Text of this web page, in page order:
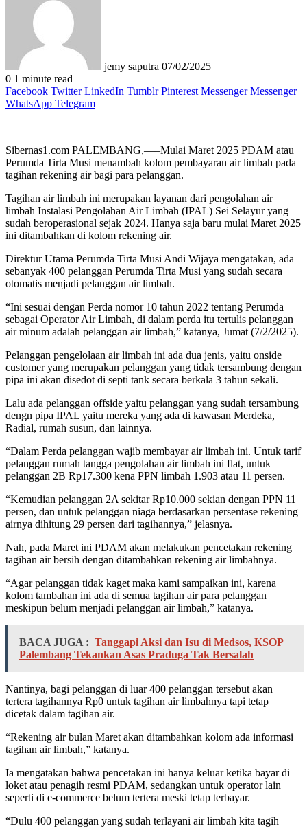
jemy saputra 07/02/2025
0 1 minute read
Facebook Twitter LinkedIn Tumblr Pinterest Messenger Messenger
WhatsApp Telegram
Sibernas1.com PALEMBANG,—–Mulai Maret 2025 PDAM atau
Perumda Tirta Musi menambah kolom pembayaran air limbah pada
tagihan rekening air bagi para pelanggan.
Tagihan air limbah ini merupakan layanan dari pengolahan air
limbah Instalasi Pengolahan Air Limbah (IPAL) Sei Selayur yang
sudah beroperasional sejak 2024. Hanya saja baru mulai Maret 2025
ini ditambahkan di kolom rekening air.
Direktur Utama Perumda Tirta Musi Andi Wijaya mengatakan, ada
sebanyak 400 pelanggan Perumda Tirta Musi yang sudah secara
otomatis menjadi pelanggan air limbah.
“Ini sesuai dengan Perda nomor 10 tahun 2022 tentang Perumda
sebagai Operator Air Limbah, di dalam perda itu tertulis pelanggan
air minum adalah pelanggan air limbah,” katanya, Jumat (7/2/2025).
Pelanggan pengelolaan air limbah ini ada dua jenis, yaitu onside
customer yang merupakan pelanggan yang tidak tersambung dengan
pipa ini akan disedot di septi tank secara berkala 3 tahun sekali.
Lalu ada pelanggan offside yaitu pelanggan yang sudah tersambung
dengn pipa IPAL yaitu mereka yang ada di kawasan Merdeka,
Radial, rumah susun, dan lainnya.
“Dalam Perda pelanggan wajib membayar air limbah ini. Untuk tarif
pelanggan rumah tangga pengolahan air limbah ini flat, untuk
pelanggan 2B Rp17.300 kena PPN limbah 1.903 atau 11 persen.
“Kemudian pelanggan 2A sekitar Rp10.000 sekian dengan PPN 11
persen, dan untuk pelanggan niaga berdasarkan persentase rekening
airnya dihitung 29 persen dari tagihannya,” jelasnya.
Nah, pada Maret ini PDAM akan melakukan pencetakan rekening
tagihan air bersih dengan ditambahkan rekening air limbahnya.
“Agar pelanggan tidak kaget maka kami sampaikan ini, karena
kolom tambahan ini ada di semua tagihan air para pelanggan
meskipun belum menjadi pelanggan air limbah,” katanya.
BACA JUGA : Tanggapi Aksi dan Isu di Medsos, KSOP
Palembang Tekankan Asas Praduga Tak Bersalah
Nantinya, bagi pelanggan di luar 400 pelanggan tersebut akan
tertera tagihannya Rp0 untuk tagihan air limbahnya tapi tetap
dicetak dalam tagihan air.
“Rekening air bulan Maret akan ditambahkan kolom ada informasi
tagihan air limbah,” katanya.
Ia mengatakan bahwa pencetakan ini hanya keluar ketika bayar di
loket atau penagih resmi PDAM, sedangkan untuk operator lain
seperti di e-commerce belum tertera meski tetap terbayar.
“Dulu 400 pelanggan yang sudah terlayani air limbah kita tagih